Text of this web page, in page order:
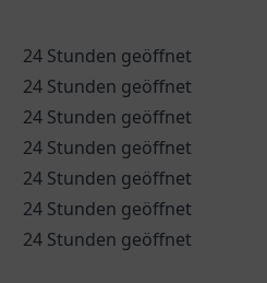
24 Stunden geöffnet
24 Stunden geöffnet
24 Stunden geöffnet
24 Stunden geöffnet
24 Stunden geöffnet
24 Stunden geöffnet
24 Stunden geöffnet